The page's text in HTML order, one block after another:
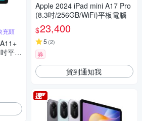
充頭
平板
Apple 2024 iPad mini A17 Pro
(8.3吋/256GB/WiFi)平板電腦
$23,400
5 (2)
券
貨到通知我